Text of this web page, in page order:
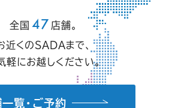
全国 47 店舗。
近くのSADAまで、
軽にお越しください。
覧・ご予約